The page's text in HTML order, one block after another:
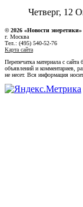
Четверг, 12
© 2026 «Новости энеретики»
г. Москва
Тел.: (495) 540-52-76
Карта сайта
Перепечатка материала с
объявлений и комментариев,
не несет. Вся информация